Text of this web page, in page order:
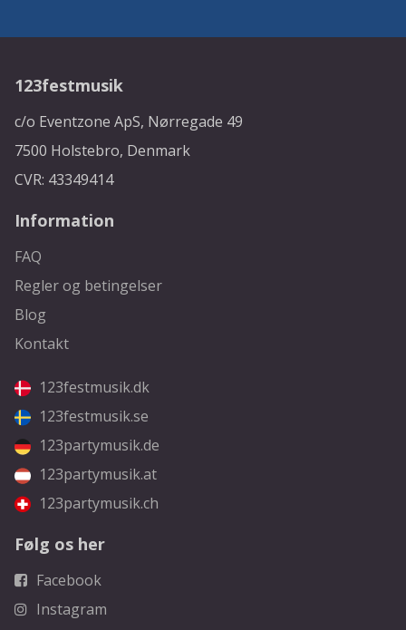
123festmusik
c/o Eventzone ApS, Nørregade 49
7500 Holstebro, Denmark
CVR: 43349414
Information
FAQ
Regler og betingelser
Blog
Kontakt
123festmusik.dk
123festmusik.se
123partymusik.de
123partymusik.at
123partymusik.ch
Følg os her
Facebook
Instagram